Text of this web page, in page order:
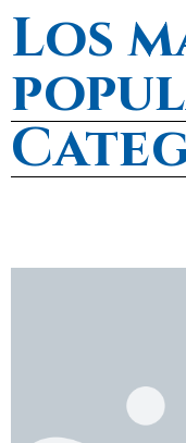
Los